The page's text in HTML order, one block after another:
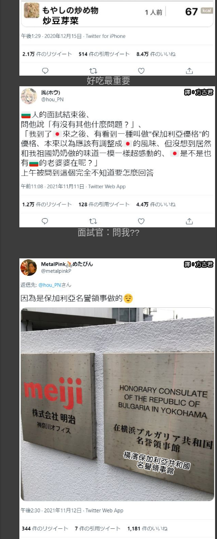
好吃最重要
面試官：問我??